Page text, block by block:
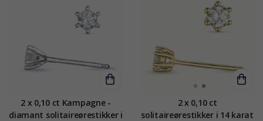
2 x 0,10 ct Kampagne -
diamant solitaireørestikker i
2 x 0,10 ct
solitaireørestikker i 14 karat